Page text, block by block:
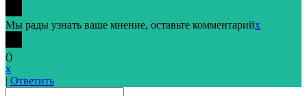
Мы рады узнать ваше мнение, оставьте комментарийx
()
x
| Ответить